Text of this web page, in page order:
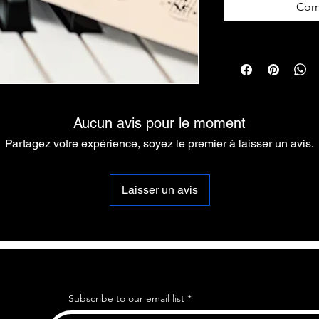
Aucun avis pour le moment
Partagez votre expérience, soyez le premier à laisser un avis.
Laisser un avis
Subscribe to our email list